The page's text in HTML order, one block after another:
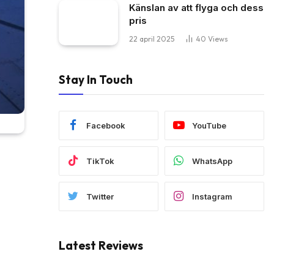
Känslan av att flyga och dess
pris
22 april 2025 40 Views
Stay In Touch
Facebook YouTube
TikTok WhatsApp
Twitter Instagram
Latest Reviews